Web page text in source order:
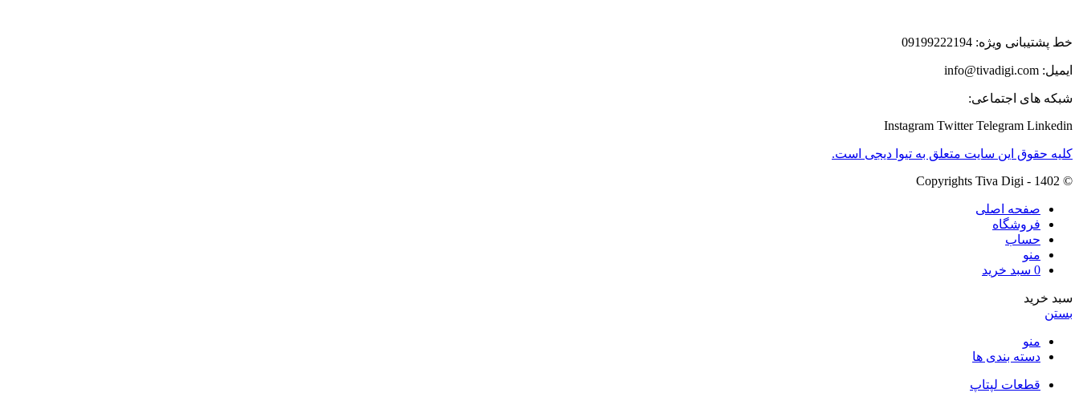
خط پشتیبانی ویژه: 09199222194
ایمیل: info@tivadigi.com
شبکه های اجتماعی:
Instagram Twitter Telegram Linkedin
کلیه حقوق این سایت متعلق به تیوا دیجی است.
© Copyrights Tiva Digi - 1402
صفحه اصلی
فروشگاه
حساب
منو
0 سبد خرید
سبد خرید
بستن
منو
دسته بندی ها
قطعات لپتاپ